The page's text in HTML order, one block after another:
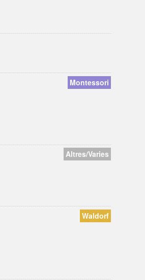
Montessori
Altres/Varies
Waldorf